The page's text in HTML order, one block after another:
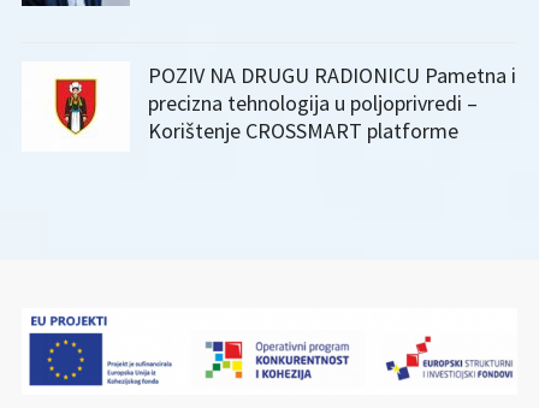
POZIV NA DRUGU RADIONICU Pametna i
precizna tehnologija u poljoprivredi –
Korištenje CROSSMART platforme